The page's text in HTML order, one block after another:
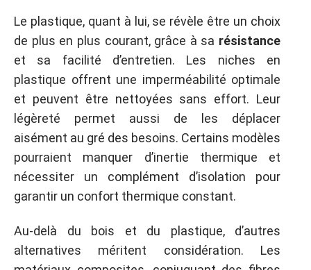
Le plastique, quant à lui, se révèle être un choix
de plus en plus courant, grâce à sa résistance
et sa facilité d’entretien. Les niches en
plastique offrent une imperméabilité optimale
et peuvent être nettoyées sans effort. Leur
légèreté permet aussi de les déplacer
aisément au gré des besoins. Certains modèles
pourraient manquer d’inertie thermique et
nécessiter un complément d’isolation pour
garantir un confort thermique constant.
Au-delà du bois et du plastique, d’autres
alternatives méritent considération. Les